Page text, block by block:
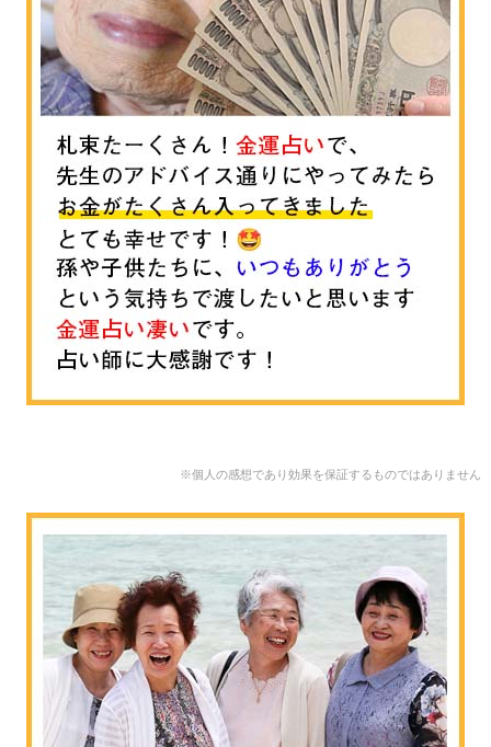
※個人の感想であり効果を保証するものではありません